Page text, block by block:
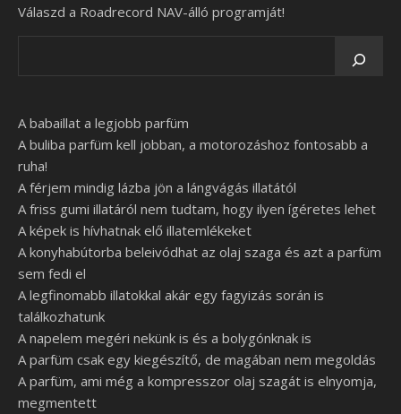
Válaszd a Roadrecord NAV-álló programját!
A babaillat a legjobb parfüm
A buliba parfüm kell jobban, a motorozáshoz fontosabb a
ruha!
A férjem mindig lázba jön a lángvágás illatától
A friss gumi illatáról nem tudtam, hogy ilyen ígéretes lehet
A képek is hívhatnak elő illatemlékeket
A konyhabútorba beleivódhat az olaj szaga és azt a parfüm
sem fedi el
A legfinomabb illatokkal akár egy fagyizás során is
találkozhatunk
A napelem megéri nekünk is és a bolygónknak is
A parfüm csak egy kiegészítő, de magában nem megoldás
A parfüm, ami még a kompresszor olaj szagát is elnyomja,
megmentett